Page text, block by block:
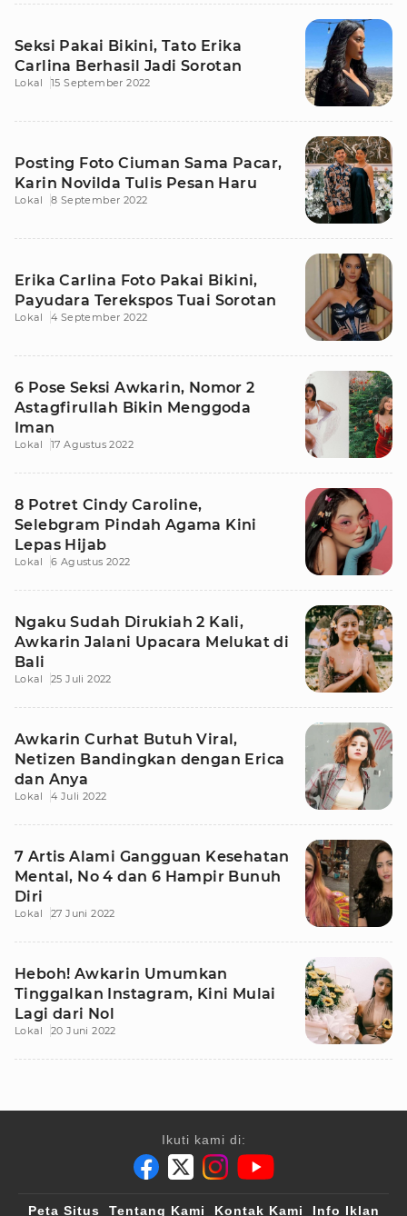
Seksi Pakai Bikini, Tato Erika
Carlina Berhasil Jadi Sorotan
Lokal 15 September 2022
Posting Foto Ciuman Sama Pacar,
Karin Novilda Tulis Pesan Haru
Lokal 8 September 2022
Erika Carlina Foto Pakai Bikini,
Payudara Terekspos Tuai Sorotan
Lokal 4 September 2022
6 Pose Seksi Awkarin, Nomor 2
Astagfirullah Bikin Menggoda
Iman
Lokal 17 Agustus 2022
8 Potret Cindy Caroline,
Selebgram Pindah Agama Kini
Lepas Hijab
Lokal 6 Agustus 2022
Ngaku Sudah Dirukiah 2 Kali,
Awkarin Jalani Upacara Melukat di
Bali
Lokal 25 Juli 2022
Awkarin Curhat Butuh Viral,
Netizen Bandingkan dengan Erica
dan Anya
Lokal 4 Juli 2022
7 Artis Alami Gangguan Kesehatan
Mental, No 4 dan 6 Hampir Bunuh
Diri
Lokal 27 Juni 2022
Heboh! Awkarin Umumkan
Tinggalkan Instagram, Kini Mulai
Lagi dari Nol
Lokal 20 Juni 2022
Ikuti kami di:
Peta Situs Tentang Kami Kontak Kami Info Iklan